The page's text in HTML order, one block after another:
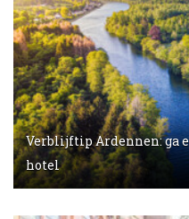
Verblijftip Ardennen: ga
hotel